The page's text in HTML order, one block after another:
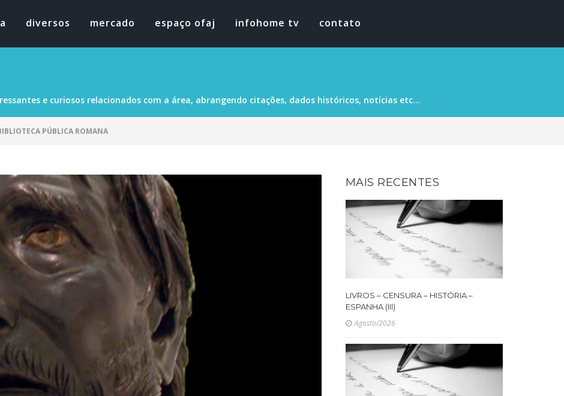
diversos mercado espaço ofaj infohome tv contato
e curiosos relacionados com a área, abrangendo citações, dados históricos, notícias etc...
PÚBLICA ROMANA
MAIS RECENTES
LIVROS – CENSURA – HISTÓRIA –
ESPANHA (III)
Agosto/2026